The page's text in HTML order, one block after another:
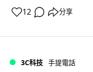
12 分享
3C科技 手提電話